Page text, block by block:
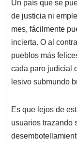
s
A
p
p
b
o
o
k
e
d
I
n
Un país que se
de justicia ni
mes, fácilmente
incierta. O al
pueblos más
cada paro judicial
lesivo submundo
Es que lejos de
usuarios trazando